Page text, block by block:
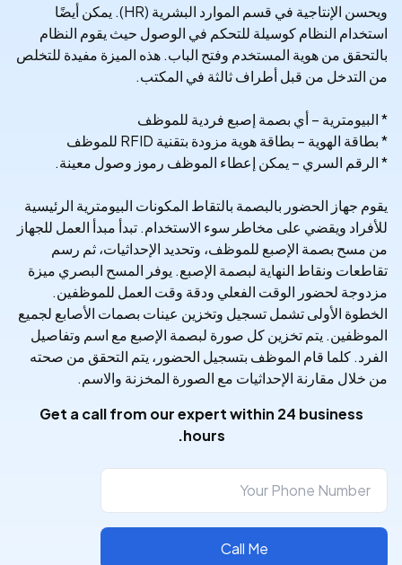
ويحسن الإنتاجية في قسم الموارد البشرية (HR). يمكن أيضًا
استخدام النظام كوسيلة للتحكم في الوصول حيث يقوم النظام
بالتحقق من هوية المستخدم وفتح الباب. هذه الميزة مفيدة للتخلص
من التدخل من قبل أطراف ثالثة في المكتب.
* البيومترية – أي بصمة إصبع فردية للموظف
* بطاقة الهوية – بطاقة هوية مزودة بتقنية RFID للموظف
* الرقم السري – يمكن إعطاء الموظف رموز وصول معينة.
يقوم جهاز الحضور بالبصمة بالتقاط المكونات البيومترية الرئيسية
للأفراد ويقضي على مخاطر سوء الاستخدام. تبدأ مبدأ العمل للجهاز
من مسح بصمة الإصبع للموظف، وتحديد الإحداثيات، ثم رسم
تقاطعات ونقاط النهاية لبصمة الإصبع. يوفر المسح البصري ميزة
مزدوجة لحضور الوقت الفعلي ودقة وقت العمل للموظفين.
الخطوة الأولى تشمل تسجيل وتخزين عينات بصمات الأصابع لجميع
الموظفين. يتم تخزين كل صورة لبصمة الإصبع مع اسم وتفاصيل
الفرد. كلما قام الموظف بتسجيل الحضور، يتم التحقق من صحته
من خلال مقارنة الإحداثيات مع الصورة المخزنة والاسم.
Get a call from our expert within 24 business
hours.
Call Me